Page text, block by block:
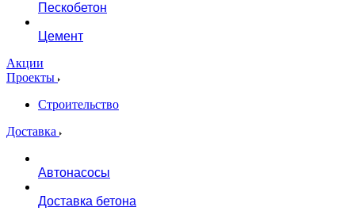
Пескобетон
Цемент
Акции
Проекты
Строительство
Доставка
Автонасосы
Доставка бетона